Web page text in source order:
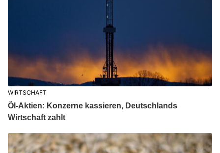
WIRTSCHAFT
Öl-Aktien: Konzerne kassieren, Deutschlands
Wirtschaft zahlt